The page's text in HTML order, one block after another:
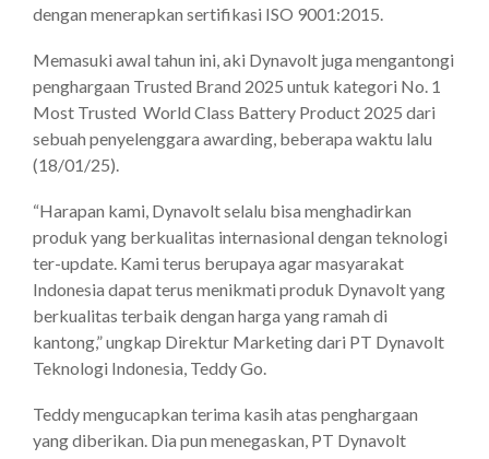
dengan menerapkan sertifikasi ISO 9001:2015.
Memasuki awal tahun ini, aki Dynavolt juga mengantongi
penghargaan Trusted Brand 2025 untuk kategori No. 1
Most Trusted World Class Battery Product 2025 dari
sebuah penyelenggara awarding, beberapa waktu lalu
(18/01/25).
“Harapan kami, Dynavolt selalu bisa menghadirkan
produk yang berkualitas internasional dengan teknologi
ter-update. Kami terus berupaya agar masyarakat
Indonesia dapat terus menikmati produk Dynavolt yang
berkualitas terbaik dengan harga yang ramah di
kantong,” ungkap Direktur Marketing dari PT Dynavolt
Teknologi Indonesia, Teddy Go.
Teddy mengucapkan terima kasih atas penghargaan
yang diberikan. Dia pun menegaskan, PT Dynavolt